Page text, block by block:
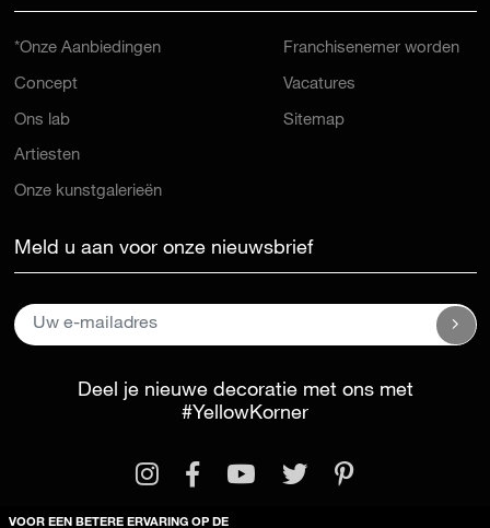
*Onze Aanbiedingen
Concept
Ons lab
Artiesten
Onze kunstgalerieën
Franchisenemer worden
Vacatures
Sitemap
Meld u aan voor onze nieuwsbrief
Deel je nieuwe decoratie met ons met
#YellowKorner
VOOR EEN BETERE ERVARING OP DE